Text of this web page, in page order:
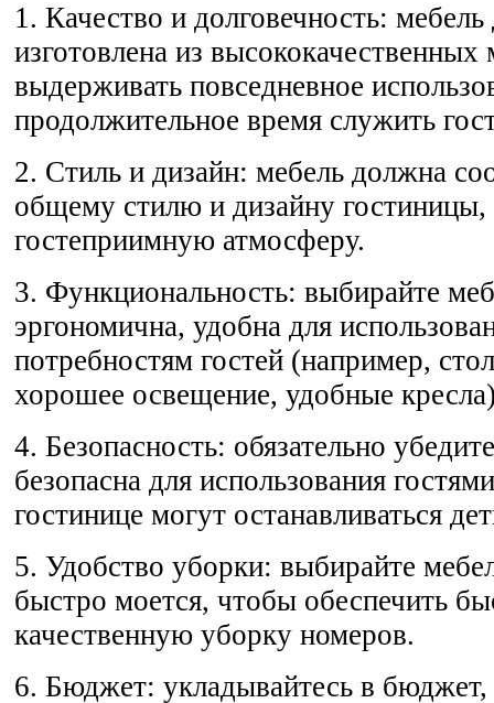
1. Качество и долговечность:
изготовлена из
выдерживать повседневное
продолжительное время служить
2. Стиль и дизайн: мебель должна
общему стилю и дизайну
гостеприимную атмосферу.
3. Функциональность: выбирайте
эргономична, удобна для
потребностям гостей (например,
хорошее освещение, удобные
4. Безопасность: обязательно
безопасна для использования
гостинице могут останавливаться
5. Удобство уборки: выбирайте
быстро моется, чтобы обеспечить
качественную уборку номеров.
6. Бюджет: укладывайтесь в